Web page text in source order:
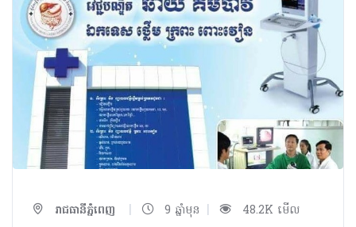
រាជធានីភ្នំពេញ | 9 ឆ្នាំមុន | 48.2K មើល